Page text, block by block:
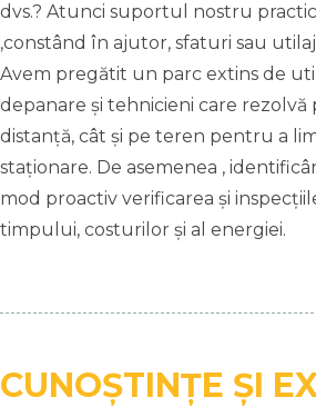
dvs.? Atunci suportul nostru
,constând în ajutor, sfaturi sau
Avem pregătit un parc extins de
depanare și tehnicieni care
distanță, cât și pe teren pentru a
staționare. De asemenea ,
mod proactiv verificarea și
timpului, costurilor și al energiei.
CUNOȘTINȚE ȘI